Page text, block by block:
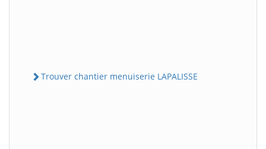
Trouver chantier menuiserie LAPALISSE